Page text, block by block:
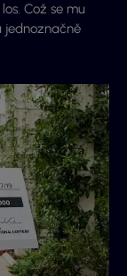
Což se mu
jednoznačně